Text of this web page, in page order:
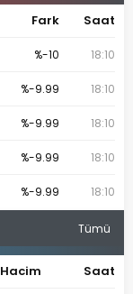
Fark Saat
%-10 18:10
%-9.99 18:10
%-9.99 18:10
%-9.99 18:10
%-9.99 18:10
Tümü
Hacim Saat